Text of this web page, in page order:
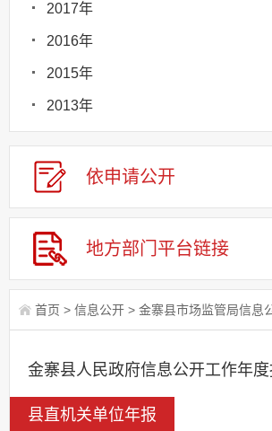
2017年
2016年
2015年
2013年
依申请公开
地方部门 平台链接
首页 > 信息公开 > 金寨县市场监管局信息
金寨县人民政府信息公开工作年
县直机关单位年报